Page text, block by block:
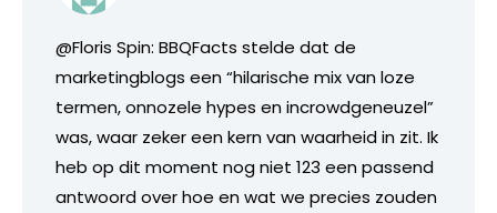
@Floris Spin: BBQFacts stelde dat de
marketingblogs een “hilarische mix van loze
termen, onnozele hypes en incrowdgeneuzel”
was, waar zeker een kern van waarheid in zit. Ik
heb op dit moment nog niet 123 een passend
antwoord over hoe en wat we precies zouden